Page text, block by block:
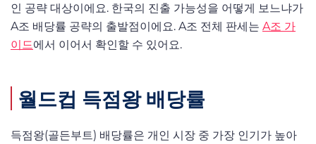
인 공략 대상이에요. 한국의 진출 가능성을 어떻게 보느냐가
A조 배당률 공략의 출발점이에요. A조 전체 판세는 A조 가
이드에서 이어서 확인할 수 있어요.
월드컵 득점왕 배당률
득점왕(골든부트) 배당률은 개인 시장 중 가장 인기가 높아